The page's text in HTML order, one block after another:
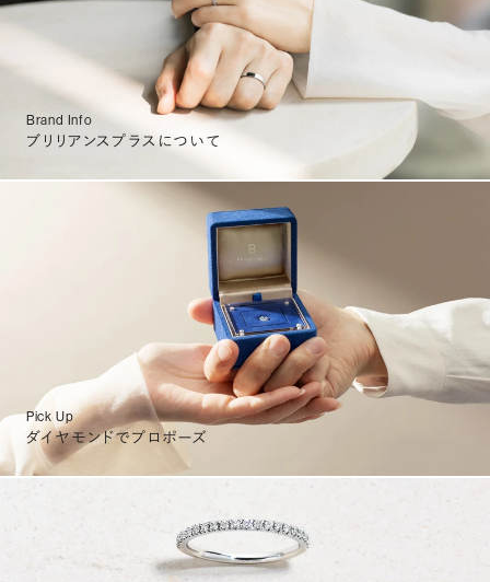
Brand Info
ブリリアンスプラスについて
Pick Up
ダイヤモンドでプロポーズ